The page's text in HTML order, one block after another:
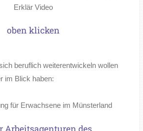
Erklär Video
oben klicken
beruflich weiterentwickeln wollen
im Blick haben:
für Erwachsene im Münsterland
Arbeitsagenturen des